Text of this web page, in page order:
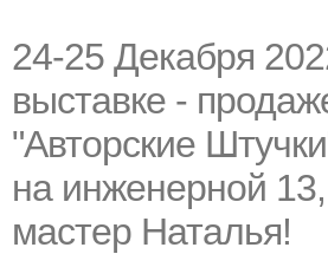
24-25 Декабря
выставке -
"Авторские
на инженерной
мастер Наталья!